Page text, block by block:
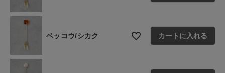
ベッコウ/シカク カートに入れる